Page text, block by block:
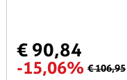
€ 90,84
-15,06% € 106,95